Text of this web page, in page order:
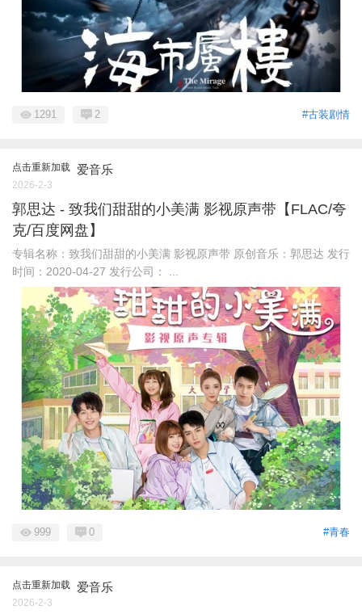
#古装剧情
1291 2
点击重新加载 爱音乐
2026-2-3
郭思达 - 致我们甜甜的小美满 影视原声带【FLAC/夸
克/百度网盘】
专辑名称：致我们甜甜的小美满 影视原声带 原创音乐：郭思达 发行
时间：2020-04-27 发行公司： ...
#青春
999 0
点击重新加载 爱音乐
2026-2-3